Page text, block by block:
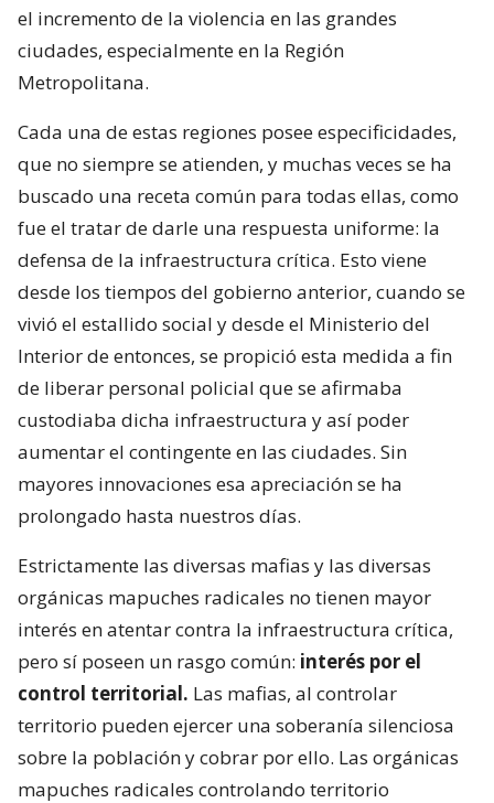
el incremento de la violencia en las grandes
ciudades, especialmente en la Región
Metropolitana.
Cada una de estas regiones posee especificidades,
que no siempre se atienden, y muchas veces se ha
buscado una receta común para todas ellas, como
fue el tratar de darle una respuesta uniforme: la
defensa de la infraestructura crítica. Esto viene
desde los tiempos del gobierno anterior, cuando se
vivió el estallido social y desde el Ministerio del
Interior de entonces, se propició esta medida a fin
de liberar personal policial que se afirmaba
custodiaba dicha infraestructura y así poder
aumentar el contingente en las ciudades. Sin
mayores innovaciones esa apreciación se ha
prolongado hasta nuestros días.
Estrictamente las diversas mafias y las diversas
orgánicas mapuches radicales no tienen mayor
interés en atentar contra la infraestructura crítica,
pero sí poseen un rasgo común: interés por el
control territorial. Las mafias, al controlar
territorio pueden ejercer una soberanía silenciosa
sobre la población y cobrar por ello. Las orgánicas
mapuches radicales controlando territorio